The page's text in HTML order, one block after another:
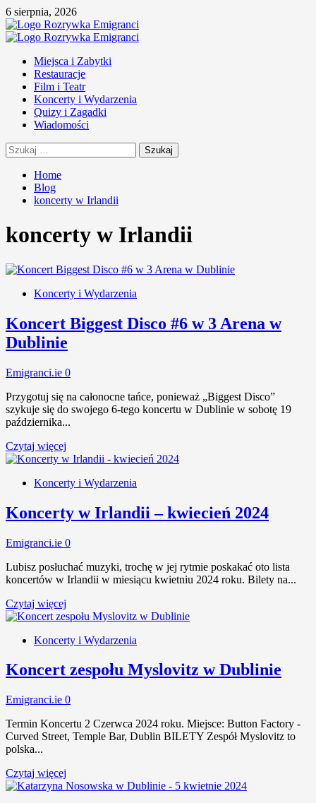
Skip
to
content
6 sierpnia, 2026
Primary
Miejsca i Zabytki
Restauracje
Film i Teatr
Koncerty i Wydarzenia
Quizy i Zagadki
Wiadomości
Szukaj:
Home
Blog
koncerty w Irlandii
koncerty w Irlandii
Koncerty i Wydarzenia
Koncert Biggest Disco #6 w 3 Arena w
Dublinie
Emigranci.ie 0
Przygotuj się na całonocne tańce, ponieważ „Biggest Disco”
szykuje się do swojego 6-tego koncertu w Dublinie w sobotę 19
października...
Czytaj więcej
Koncerty i Wydarzenia
Koncerty w Irlandii – kwiecień 2024
Emigranci.ie 0
Lubisz posłuchać muzyki, trochę w jej rytmie poskakać oto lista
koncertów w Irlandii w miesiącu kwietniu 2024 roku. Bilety na...
Czytaj więcej
Koncerty i Wydarzenia
Koncert zespołu Myslovitz w Dublinie
Emigranci.ie 0
Termin Koncertu 2 Czerwca 2024 roku. Miejsce: Button Factory -
Curved Street, Temple Bar, Dublin BILETY Zespół Myslovitz to
polska...
Czytaj więcej